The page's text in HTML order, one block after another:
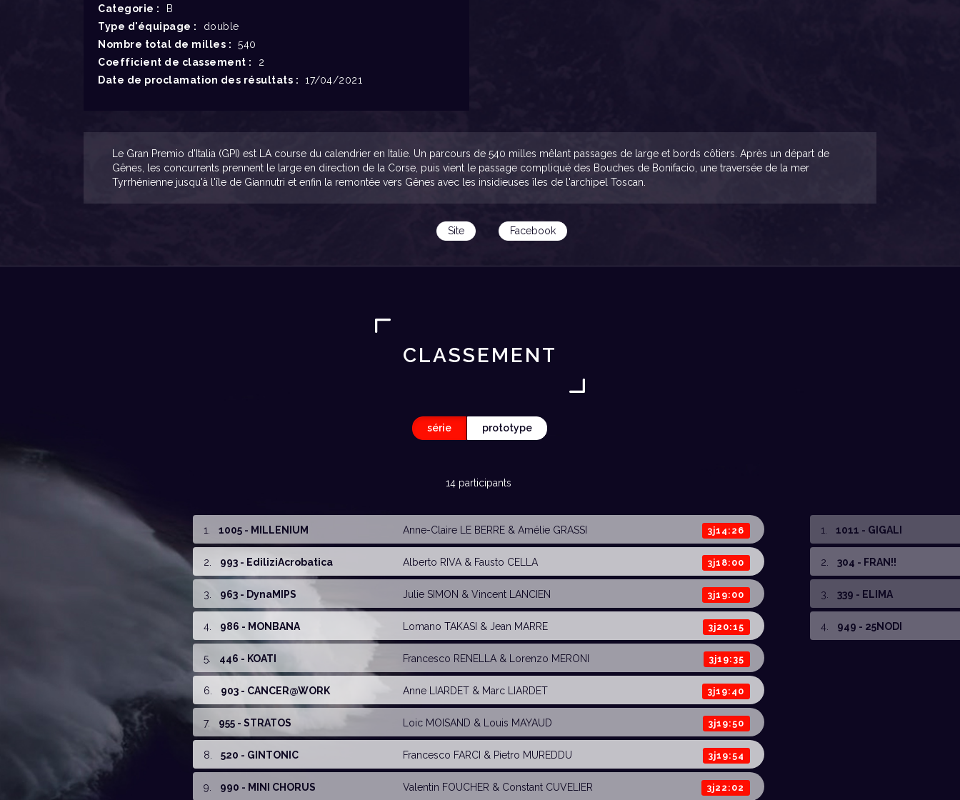
Categorie : B
Type d'équipage : double
Nombre total de milles : 540
Coefficient de classement : 2
Date de proclamation des résultats : 17/04/2021
Le Gran Premio d'Italia (GPI) est LA course du calendrier en Italie. Un parcours de 540 milles mêlant passages de large et bords côtiers. Après un départ de
Gênes, les concurrents prennent le large en direction de la Corse, puis vient le passage compliqué des Bouches de Bonifacio, une traversée de la mer
Tyrrhénienne jusqu'à l'île de Giannutri et enfin la remontée vers Gênes avec les insidieuses îles de l'archipel Toscan.
Site Facebook
CLASSEMENT
série prototype
14 participants
1 1005 - MILLENIUM Anne-Claire LE BERRE& Amélie GRASSI 3j14:26
2 993 - EdiliziAcrobatica Alberto RIVA& Fausto CELLA 3j18:00
3 963 - DynaMIPS Julie SIMON & Vincent LANCIEN 3j19:00
4 986 - MONBANA Lomano TAKASI & Jean MARRE 3j20:15
5 446 - KOATI Francesco RENELLA& Lorenzo MERONI 3j19:35
6 903 - CANCER@WORK Anne LIARDET& Marc LIARDET 3j19:40
7. 955 - STRATOS Loic MOISAND & Louis MAYAUD 3j19:50
8 520 - GINTONIC Francesco FARCI & Pietro MUREDDU 3j19:54
9 990 - MINI CHORUS Valentin FOUCHER & Constant CUVELIER 3j22:02
1 1011 - GIGALI
2 304 - FRAN!!
3 339 - ELIMA
4 949 - 25NODI